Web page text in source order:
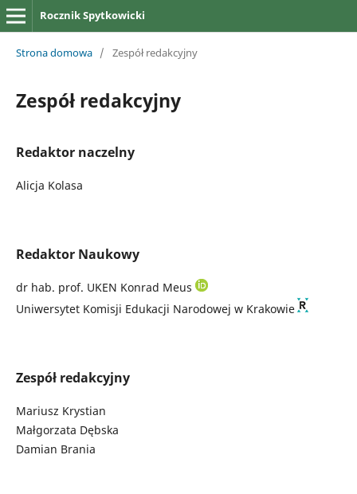
Rocznik Spytkowicki
Strona domowa / Zespół redakcyjny
Zespół redakcyjny
Redaktor naczelny
Alicja Kolasa
Redaktor Naukowy
dr hab. prof. UKEN Konrad Meus
Uniwersytet Komisji Edukacji Narodowej w Krakowie
Zespół redakcyjny
Mariusz Krystian
Małgorzata Dębska
Damian Brania